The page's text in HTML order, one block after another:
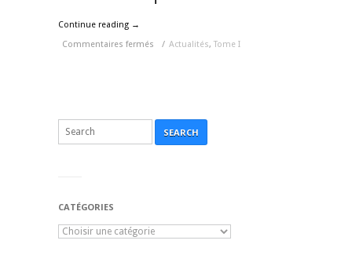
Continue reading →
Commentaires fermés
/ Actualités, Tome I
SEARCH
CATÉGORIES